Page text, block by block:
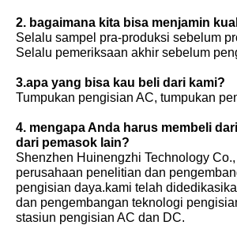
2. bagaimana kita bisa menjamin
Selalu sampel pra-produksi sebelum
Selalu pemeriksaan akhir sebelum
3.apa yang bisa kau beli dari kami?
Tumpukan pengisian AC, tumpukan
4. mengapa Anda harus membeli
dari pemasok lain?
Shenzhen Huinengzhi Technology
perusahaan penelitian dan
pengisian daya.kami telah
dan pengembangan teknologi
stasiun pengisian AC dan DC.